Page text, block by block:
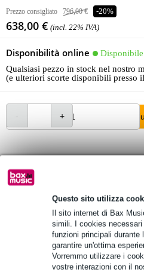
Questo sito utilizza
Il sito internet di Bax
simili. I cookies
funzioni principali durante
garantire un'ottima
Vorremmo utilizzare i
vostre interazioni con il
Prezzo consigliato 796,00 € -20%
638,00 € (incl. 22% IVA)
Disponibilità online
Disponibile
Qualsiasi pezzo in stock nel nostro
(e ulteriori scorte disponibili presso
Oltre 48.000 articoli disponibili
1.250 marchi leader
Scegli adesso i 2 anni di
vantaggi!
31,90 € di premio